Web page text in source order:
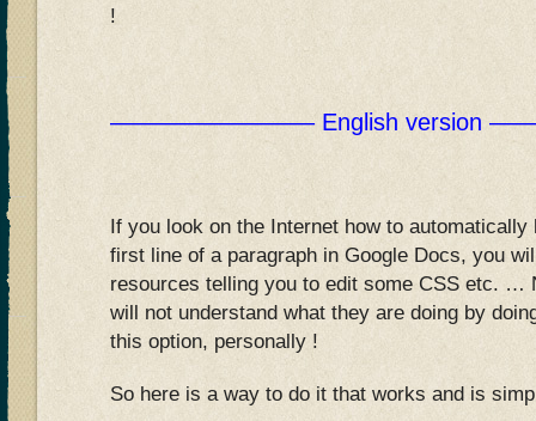
!
————————– English version
If you look on the Internet how to automatically
first line of a paragraph in Google Docs, you
resources telling you to edit some CSS etc. …
will not understand what they are doing by
this option, personally !
So here is a way to do it that works and is